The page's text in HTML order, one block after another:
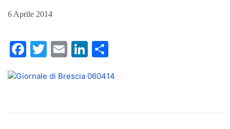
6 Aprile 2014
Facebook
Twitter
EmailLinkedIn